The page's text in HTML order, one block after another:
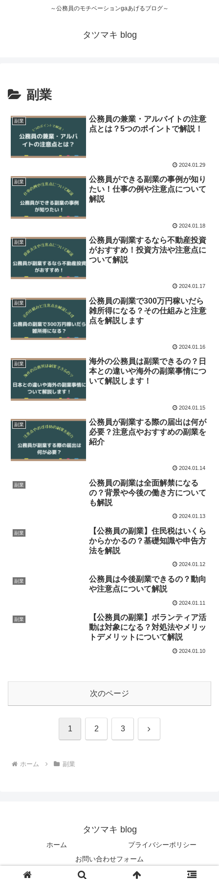
～公務員のモチベーションgaあげるブログ～
タツマキ blog
副業
副業
公務員の兼業・アルバイトの注意
点とは？5つのポイントで解説！
2024.01.29
副業
公務員ができる副業の事例が知り
たい！仕事の例や注意点について
解説
2024.01.18
副業
公務員が副業するなら不動産投資
がおすすめ！投資方法や注意点に
ついて解説
2024.01.17
副業
公務員の副業で300万円稼いだら
雑所得になる？その仕組みと注意
点を解説します
2024.01.16
副業
海外の公務員は副業できるの？日
本との違いや海外の副業事情につ
いて解説します！
2024.01.15
副業
公務員が副業する際の届出は何が
必要？注意点やおすすめの副業を
紹介
2024.01.14
副業
公務員の副業は全面解禁になる
の？背景や今後の働き方について
も解説
2024.01.13
副業
【公務員の副業】住民税はいくら
からかかるの？基礎知識や申告方
法を解説
2024.01.12
副業
公務員は今後副業できるの？動向
や注意点について解説
2024.01.11
副業
【公務員の副業】ボランティア活
動は対象になる？対処法やメリッ
トデメリットについて解説
2024.01.10
次のページ
1 2 3 次
ホーム 副業
タツマキ blog
ホーム
プライバシーポリシー
お問い合わせフォーム
© 2021 タツマキ blog.